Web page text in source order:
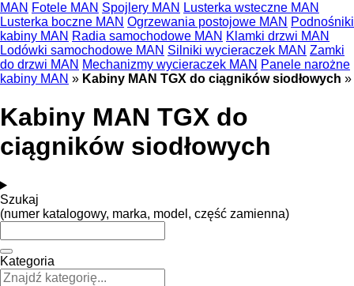
MAN Fotele MAN Spojlery MAN Lusterka wsteczne MAN
Lusterka boczne MAN Ogrzewania postojowe MAN Podnośniki
kabiny MAN Radia samochodowe MAN Klamki drzwi MAN
Lodówki samochodowe MAN Silniki wycieraczek MAN Zamki
do drzwi MAN Mechanizmy wycieraczek MAN Panele narożne
kabiny MAN » Kabiny MAN TGX do ciągników siodłowych »
Kabiny MAN TGX do
ciągników siodłowych
Szukaj
(numer katalogowy, marka, model, część zamienna)
Kategoria